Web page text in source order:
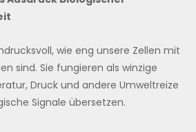
wie eng unsere Zellen mit
sind. Sie fungieren als winzige
Druck und andere Umweltreize
Signale übersetzen.